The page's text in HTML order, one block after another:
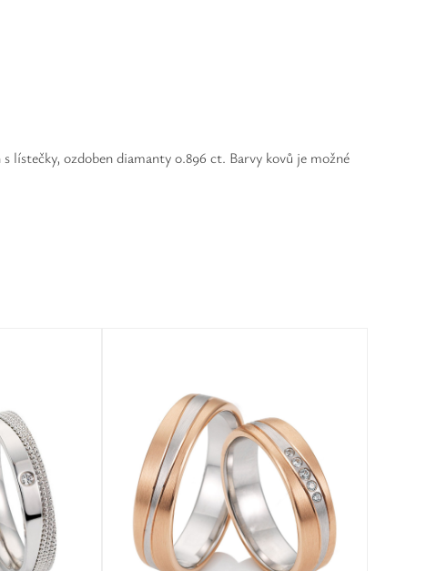
lístečky, ozdoben diamanty 0.896 ct. Barvy kovů je možné